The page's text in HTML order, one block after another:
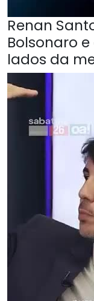
Renan
Bolsonaro
lados da